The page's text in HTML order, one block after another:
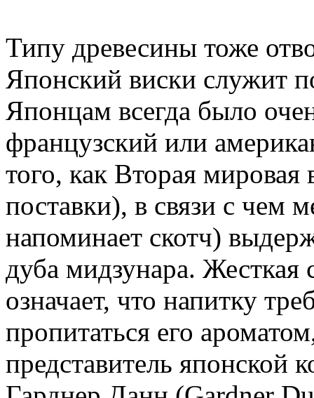
Типу древесины тоже
Японский виски служит
Японцам всегда было
французский или
того, как Вторая мировая
поставки), в связи с чем
напоминает скотч)
дуба мидзунара. Жесткая
означает, что напитку
пропитаться его
представитель японской